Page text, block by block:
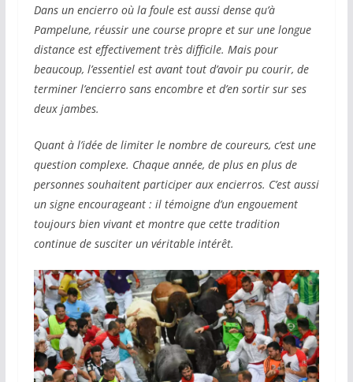
Dans un encierro où la foule est aussi dense qu’à
Pampelune, réussir une course propre et sur une longue
distance est effectivement très difficile. Mais pour
beaucoup, l’essentiel est avant tout d’avoir pu courir, de
terminer l’encierro sans encombre et d’en sortir sur ses
deux jambes.
Quant à l’idée de limiter le nombre de coureurs, c’est une
question complexe. Chaque année, de plus en plus de
personnes souhaitent participer aux encierros. C’est aussi
un signe encourageant : il témoigne d’un engouement
toujours bien vivant et montre que cette tradition
continue de susciter un véritable intérêt.